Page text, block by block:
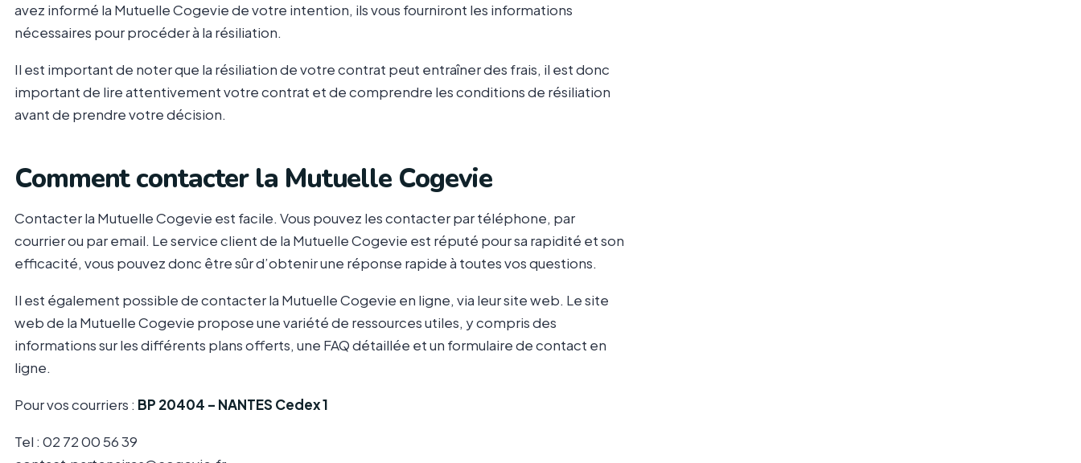
avez informé la Mutuelle Cogevie de votre intention, ils vous fourniront les informations
nécessaires pour procéder à la résiliation.
Il est important de noter que la résiliation de votre contrat peut entraîner des frais, il est donc
important de lire attentivement votre contrat et de comprendre les conditions de résiliation
avant de prendre votre décision.
Comment contacter la Mutuelle Cogevie
Contacter la Mutuelle Cogevie est facile. Vous pouvez les contacter par téléphone, par
courrier ou par email. Le service client de la Mutuelle Cogevie est réputé pour sa rapidité et son
efficacité, vous pouvez donc être sûr d’obtenir une réponse rapide à toutes vos questions.
Il est également possible de contacter la Mutuelle Cogevie en ligne, via leur site web. Le site
web de la Mutuelle Cogevie propose une variété de ressources utiles, y compris des
informations sur les différents plans offerts, une FAQ détaillée et un formulaire de contact en
ligne.
Pour vos courriers : BP 20404 – NANTES Cedex 1
Tel : 02 72 00 56 39